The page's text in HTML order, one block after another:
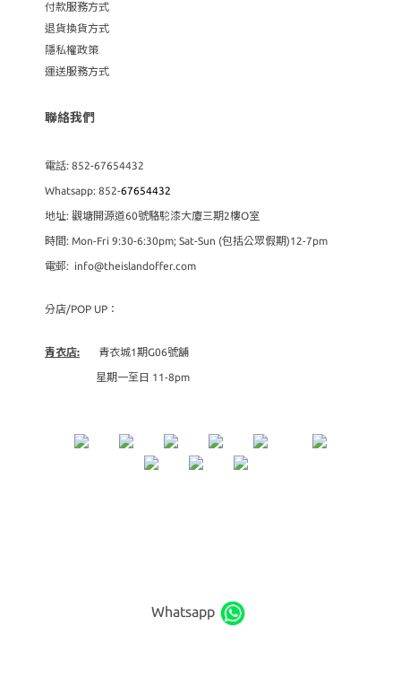
付款服務方式
退貨換貨方式
隱私權政策
運送服務方式
聯絡我們
電話: 852-67654432
Whatsapp: 852-67654432
地址: 觀塘開源道60號駱駝漆大廈三期2樓O室
時間: Mon-Fri 9:30-6:30pm; Sat-Sun (包括公眾假期)12-7pm
電郵: info@theislandoffer.com
分店/POP UP：
青衣店: 青衣城1期G06號舖
星期一至日 11-8pm
Whatsapp